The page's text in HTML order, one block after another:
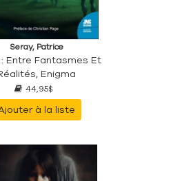
Seray, Patrice
Entre Fantasmes Et
Enigma
44,95$
à la liste